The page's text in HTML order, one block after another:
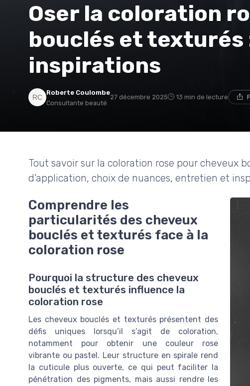
Oser la coloration
bouclés et texturés
inspirations
Roberte Coulombe
Consultante beauté
27 décembre 2025 13 min de lecture
Tout savoir sur la coloration rose pour cheveux
d’application, choix de nuances, entretien et
Comprendre les
particularités des cheveux
bouclés et texturés face à la
coloration rose
Pourquoi la structure des cheveux
bouclés et texturés influence la
coloration rose
Les cheveux bouclés et texturés présentent des
défis uniques lorsqu’il s’agit de coloration,
notamment pour obtenir une couleur rose
vibrante ou pastel. Leur structure en spirale rend
la cuticule plus ouverte, ce qui peut faciliter la
pénétration des pigments, mais aussi rendre les